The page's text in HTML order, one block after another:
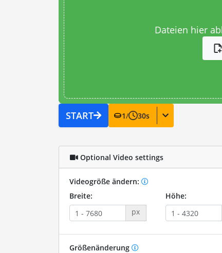
Dateien hier
START 1/ 30s
Optional Video settings
Videogröße ändern:
Breite:
px
Höhe:
Größenänderung